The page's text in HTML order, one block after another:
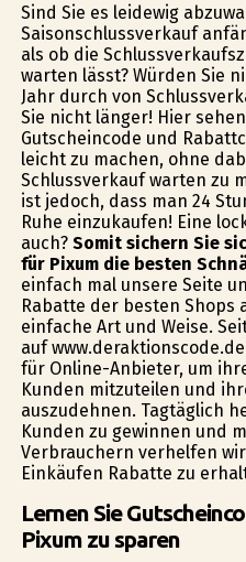
Sind Sie es leidewig
Saisonschlussverkauf
als ob die
warten lässt? Würden Sie
Jahr durch von
Sie nicht länger! Hier
Gutscheincode und
leicht zu machen, ohne
Schlussverkauf warten zu
ist jedoch, dass man 24
Ruhe einzukaufen! Eine
auch? Somit sichern Sie
für Pixum die besten
einfach mal unsere Seite
Rabatte der besten Shops
einfache Art und Weise.
auf
für Online-Anbieter, um
Kunden mitzuteilen und
auszudehnen. Tagtäglich
Kunden zu gewinnen und
Verbrauchern verhelfen
Einkäufen Rabatte zu
Lernen Sie
Pixum zu sparen